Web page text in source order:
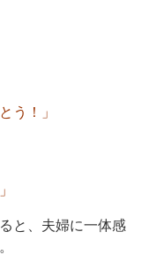
う！」
と、夫婦に一体感